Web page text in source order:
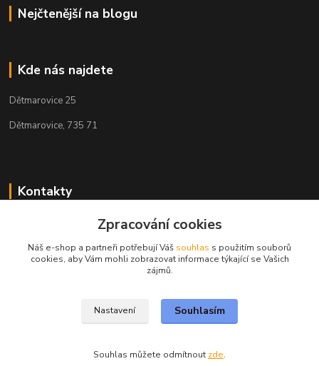
Nejčtenější na blogu
Kde nás najdete
Dětmarovice 25
Dětmarovice, 735 71
Kontakty
+420 731 444 327
obchod@volak.net
Zpracování cookies
Náš e-shop a partneři potřebují Váš souhlas s použitím souborů
cookies, aby Vám mohli zobrazovat informace týkající se Vašich
zájmů.
Nastavení Souhlasím
Souhlas můžete odmítnout zde.